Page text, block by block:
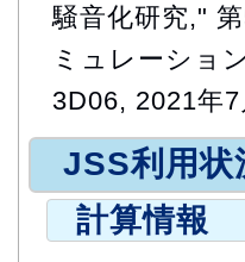
騒音化研究,"
ミュレーショ
3D06, 2021年7
JSS利用状
計算情報